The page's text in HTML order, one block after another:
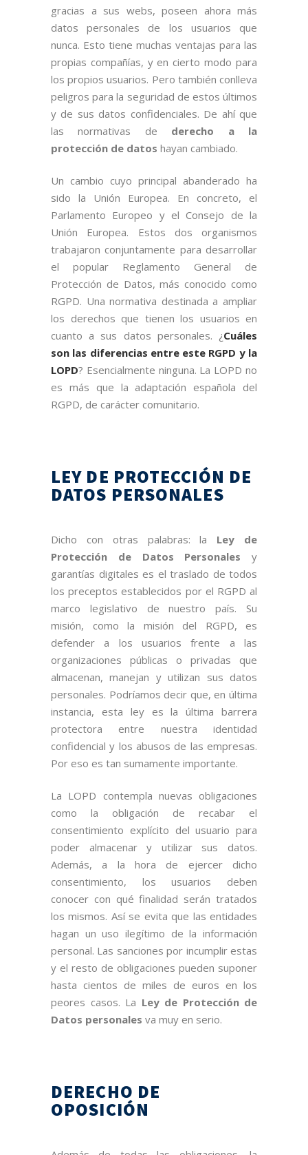
gracias a sus webs, poseen ahora más
datos personales de los usuarios que
nunca. Esto tiene muchas ventajas para las
propias compañías, y en cierto modo para
los propios usuarios. Pero también conlleva
peligros para la seguridad de estos últimos
y de sus datos confidenciales. De ahí que
las normativas de derecho a la
protección de datos hayan cambiado.
Un cambio cuyo principal abanderado ha
sido la Unión Europea. En concreto, el
Parlamento Europeo y el Consejo de la
Unión Europea. Estos dos organismos
trabajaron conjuntamente para desarrollar
el popular Reglamento General de
Protección de Datos, más conocido como
RGPD. Una normativa destinada a ampliar
los derechos que tienen los usuarios en
cuanto a sus datos personales. ¿Cuáles
son las diferencias entre este RGPD y la
LOPD? Esencialmente ninguna. La LOPD no
es más que la adaptación española del
RGPD, de carácter comunitario.
LEY DE PROTECCIÓN DE
DATOS PERSONALES
Dicho con otras palabras: la Ley de
Protección de Datos Personales y
garantías digitales es el traslado de todos
los preceptos establecidos por el RGPD al
marco legislativo de nuestro país. Su
misión, como la misión del RGPD, es
defender a los usuarios frente a las
organizaciones públicas o privadas que
almacenan, manejan y utilizan sus datos
personales. Podríamos decir que, en última
instancia, esta ley es la última barrera
protectora entre nuestra identidad
confidencial y los abusos de las empresas.
Por eso es tan sumamente importante.
La LOPD contempla nuevas obligaciones
como la obligación de recabar el
consentimiento explícito del usuario para
poder almacenar y utilizar sus datos.
Además, a la hora de ejercer dicho
consentimiento, los usuarios deben
conocer con qué finalidad serán tratados
los mismos. Así se evita que las entidades
hagan un uso ilegítimo de la información
personal. Las sanciones por incumplir estas
y el resto de obligaciones pueden suponer
hasta cientos de miles de euros en los
peores casos. La Ley de Protección de
Datos personales va muy en serio.
DERECHO DE
OPOSICIÓN